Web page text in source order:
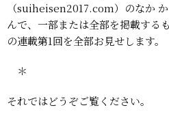
（suiheisen2017.com）のなか
んで、一部または全部を掲載する
の連載第1回を全部お見せします。
＊
それではどうぞご覧ください。